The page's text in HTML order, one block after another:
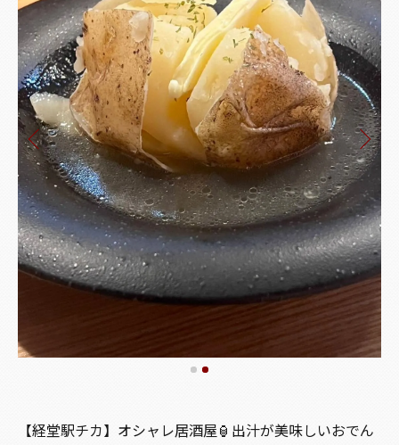
【経堂駅チカ】オシャレ居酒屋🏮出汁が美味しいおでん